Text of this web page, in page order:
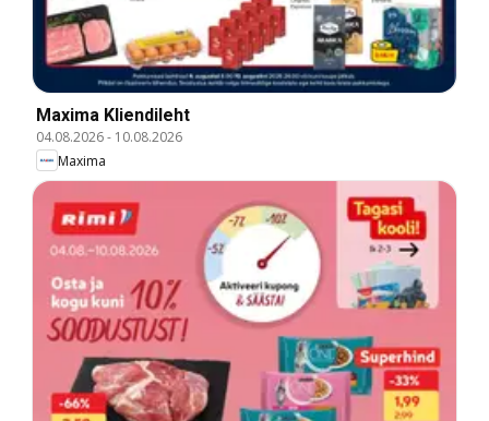
Maxima Kliendileht
04.08.2026- 10.08.2026
Maxima